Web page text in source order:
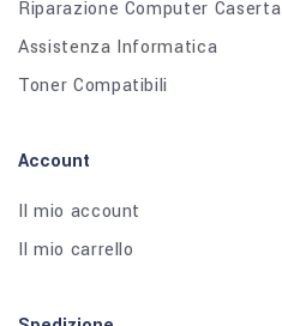
Riparazione Computer Caserta
Assistenza Informatica
Toner Compatibili
Account
Il mio account
Il mio carrello